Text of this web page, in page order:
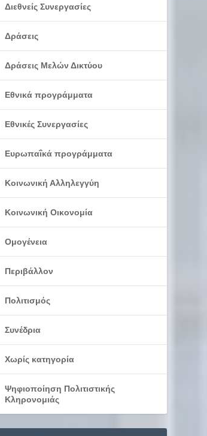
Διεθνείς Συνεργασίες
Δράσεις
Δράσεις Μελών Δικτύου
Εθνικά προγράμματα
Εθνικές Συνεργασίες
Ευρωπαΐκά προγράμματα
Κοινωνική Αλληλεγγύη
Κοινωνική Οικονομία
Ομογένεια
Περιβάλλον
Πολιτισμός
Συνέδρια
Χωρίς κατηγορία
Ψηφιοποίηση Πολιτιστικής
Κληρονομιάς